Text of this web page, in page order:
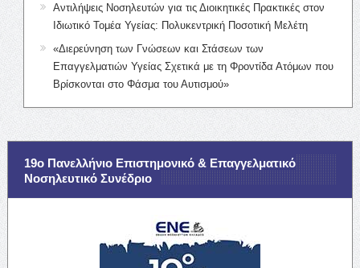
Αντιλήψεις Νοσηλευτών για τις Διοικητικές Πρακτικές στον
Ιδιωτικό Τομέα Υγείας: Πολυκεντρική Ποσοτική Μελέτη
«Διερεύνηση των Γνώσεων και Στάσεων των
Επαγγελματιών Υγείας Σχετικά με τη Φροντίδα Ατόμων που
Βρίσκονται στο Φάσμα του Αυτισμού»
19ο Πανελλήνιο Επιστημονικό & Επαγγελματικό
Νοσηλευτικό Συνέδριο